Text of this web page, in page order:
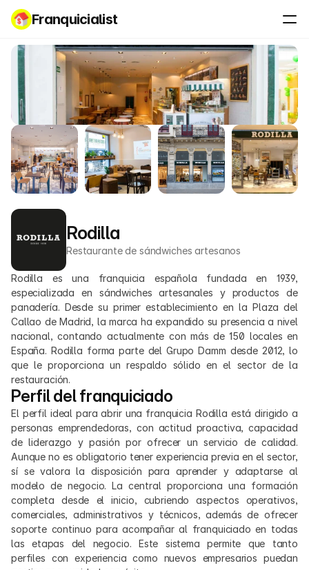
Franquicialist
Rodilla
Restaurante de sándwiches artesanos
Rodilla es una franquicia española fundada en 1939,
especializada en sándwiches artesanales y productos de
panadería. Desde su primer establecimiento en la Plaza del
Callao de Madrid, la marca ha expandido su presencia a nivel
nacional, contando actualmente con más de 150 locales en
España. Rodilla forma parte del Grupo Damm desde 2012, lo
que le proporciona un respaldo sólido en el sector de la
restauración.​
Perfil del franquiciado
El perfil ideal para abrir una franquicia Rodilla está dirigido a
personas emprendedoras, con actitud proactiva, capacidad
de liderazgo y pasión por ofrecer un servicio de calidad.
Aunque no es obligatorio tener experiencia previa en el sector,
sí se valora la disposición para aprender y adaptarse al
modelo de negocio. La central proporciona una formación
completa desde el inicio, cubriendo aspectos operativos,
comerciales, administrativos y técnicos, además de ofrecer
soporte continuo para acompañar al franquiciado en todas
las etapas del negocio. Este sistema permite que tanto
perfiles con experiencia como nuevos empresarios puedan